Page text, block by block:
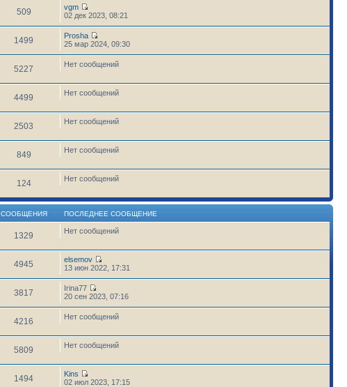
509
vgm
02 дек 2023, 08:21
1499
Prosha
25 мар 2024, 09:30
5227 Нет сообщений
4499 Нет сообщений
2503 Нет сообщений
849 Нет сообщений
124 Нет сообщений
СООБЩЕНИЯ ПОСЛЕДНЕЕ СООБЩЕНИЕ
1329 Нет сообщений
4945
elsemov
13 июн 2022, 17:31
3817
Irina77
20 сен 2023, 07:16
4216 Нет сообщений
5809 Нет сообщений
1494
Kins
02 июл 2023, 17:15